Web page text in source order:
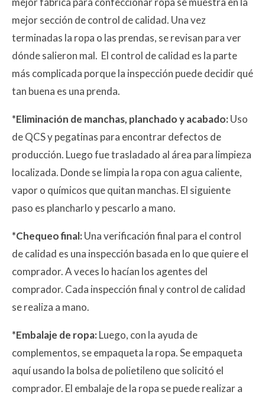
mejor sección de control de calidad. Una vez
terminadas la ropa o las prendas, se revisan para ver
dónde salieron mal. El control de calidad es la parte
más complicada porque la inspección puede decidir qué
tan buena es una prenda.
*Eliminación de manchas, planchado y acabado:Uso
de QCS y pegatinas para encontrar defectos de
producción. Luego fue trasladado al área para limpieza
localizada. Donde se limpia la ropa con agua caliente,
vapor o químicos que quitan manchas. El siguiente
paso es plancharlo y pescarlo a mano.
*Chequeo final:Una verificación final para el control
de calidad es una inspección basada en lo que quiere el
comprador. A veces lo hacían los agentes del
comprador. Cada inspección final y control de calidad
se realiza a mano.
*Embalaje de ropa:Luego, con la ayuda de
complementos, se empaqueta la ropa. Se empaqueta
aquí usando la bolsa de polietileno que solicitó el
comprador. El embalaje de la ropa se puede realizar a